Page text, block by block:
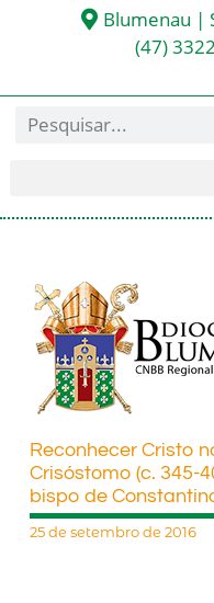
Blumenau |
(47)
Reconhecer Cristo
Crisóstomo (c. 345-
bispo de
25 de setembro de 2016